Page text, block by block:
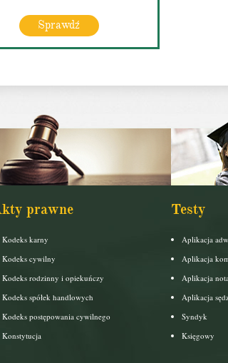
Sprawdź
prawne
Kodeks karny
Kodeks cywilny
Kodeks rodzinny i opiekuńczy
Kodeks spółek handlowych
Kodeks postępowania cywilnego
Konstytucja
Testy
Aplikacja
Aplikacja
Aplikacja
Aplikacja
Syndyk
Księgowy